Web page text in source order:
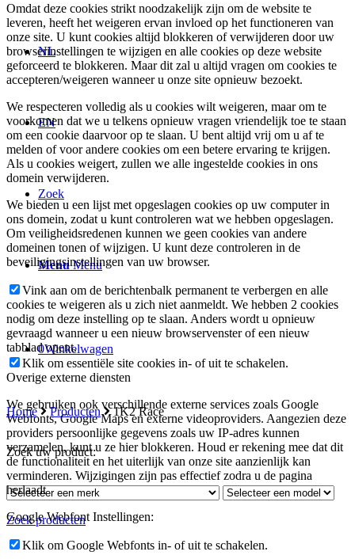
NL
EN
Zoek
Menu Menu
0Winkelwagen
Home Producten 1K2 Race
Zoek uw product:
Zoek producten
Omdat deze cookies strikt noodzakelijk zijn om de website te
leveren, heeft het weigeren ervan invloed op het functioneren van
onze site. U kunt cookies altijd blokkeren of verwijderen door uw
browserinstellingen te wijzigen en alle cookies op deze website
geforceerd te blokkeren. Maar dit zal u altijd vragen om cookies te
accepteren/weigeren wanneer u onze site opnieuw bezoekt.
We respecteren volledig als u cookies wilt weigeren, maar om te
voorkomen dat we u telkens opnieuw vragen vriendelijk toe te staan
om een cookie daarvoor op te slaan. U bent altijd vrij om u af te
melden of voor andere cookies om een betere ervaring te krijgen.
Als u cookies weigert, zullen we alle ingestelde cookies in ons
domein verwijderen.
We bieden u een lijst met opgeslagen cookies op uw computer in
ons domein, zodat u kunt controleren wat we hebben opgeslagen.
Om veiligheidsredenen kunnen we geen cookies van andere
domeinen tonen of wijzigen. U kunt deze controleren in de
beveiligingsinstellingen van uw browser.
Vink aan om de berichtenbalk permanent te verbergen en alle
cookies te weigeren als u zich niet aanmeldt. We hebben 2 cookies
nodig om deze instelling op te slaan. Anders wordt u opnieuw
gevraagd wanneer u een nieuw browservenster of een nieuw
tabblad opent.
Klik om essentiële site cookies in- of uit te schakelen.
Overige externe diensten
We gebruiken ook verschillende externe services zoals Google
Webfonts, Google Maps en externe videoproviders. Aangezien deze
providers persoonlijke gegevens zoals uw IP-adres kunnen
verzamelen, kunt u ze hier blokkeren. Houd er rekening mee dat dit
de functionaliteit en het uiterlijk van onze site aanzienlijk kan
verminderen. Wijzigingen zijn pas effectief zodra u de pagina
herlaadt
Google Webfont Instellingen:
Klik om Google Webfonts in- of uit te schakelen.